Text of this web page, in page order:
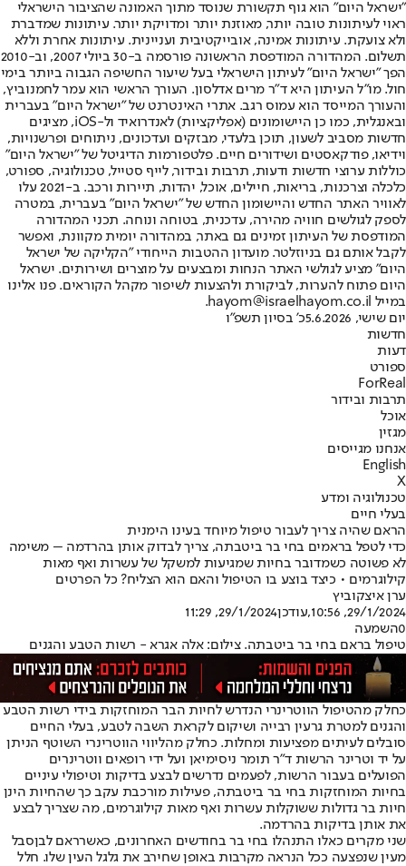
"ישראל היום" הוא גוף תקשורת שנוסד מתוך האמונה שהציבור הישראלי
ראוי לעיתונות טובה יותר, מאוזנת יותר ומדויקת יותר. עיתונות שמדברת
ולא צועקת. עיתונות אמינה, אובייקטיבית ועניינית. עיתונות אחרת וללא
תשלום. המהדורה המודפסת הראשונה פורסמה ב-30 ביולי 2007, וב-2010
הפך "ישראל היום" לעיתון הישראלי בעל שיעור החשיפה הגבוה ביותר בימי
חול. מו"ל העיתון היא ד"ר מרים אדלסון. העורך הראשי הוא עמר לחמנוביץ,
והעורך המייסד הוא עמוס רגב. אתרי האינטרנט של "ישראל היום" בעברית
ובאנגלית, כמו כן היישומונים (אפליקציות) לאנדרואיד ול-iOS, מציגים
חדשות מסביב לשעון, תוכן בלעדי, מבזקים ועדכונים, ניתוחים ופרשנויות,
וידיאו, פודקאסטים ושידורים חיים. פלטפורמות הדיגיטל של "ישראל היום"
כוללות ערוצי חדשות ודעות, תרבות ובידור, לייף סטייל, טכנולוגיה, ספורט,
כלכלה וצרכנות, בריאות, חיילים, אוכל, יהדות, תיירות ורכב. ב-2021 עלו
לאוויר האתר החדש והיישומון החדש של "ישראל היום" בעברית, במטרה
לספק לגולשים חוויה מהירה, עדכנית, בטוחה ונוחה. תכני המהדורה
המודפסת של העיתון זמינים גם באתר, במהדורה יומית מקוונת, ואפשר
לקבל אותם גם בניוזלטר. מועדון ההטבות הייחודי "הקליקה של ישראל
היום" מציע לגולשי האתר הנחות ומבצעים על מוצרים ושירותים. ישראל
היום פתוח להערות, לביקורת ולהצעות לשיפור מקהל הקוראים. פנו אלינו
במייל hayom@israelhayom.co.il.
יום שישי, 5.6.2026
כ' בסיון תשפ"ו
חדשות
דעות
ספורט
ForReal
תרבות ובידור
אוכל
מגזין
אנחנו מגייסים
English
X
טכנולוגיה ומדע
בעלי חיים
הראם שהיה צריך לעבור טיפול מיוחד בעינו הימנית
כדי לטפל בראמים בחי בר ביטבתה, צריך לבדוק אותן בהרדמה – משימה
לא פשוטה כשמדובר בחיות שמגיעות למשקל של עשרות ואף מאות
קילוגרמים • כיצד בוצע בו הטיפול והאם הוא הצליח? כל הפרטים
ערן איצקוביץ
29/1/2024, 10:56
,עודכן29/1/2024, 11:29
0השמעה
טיפול בראם בחי בר ביטבתה. צילום: אלה אגרא - רשות הטבע והגנים
כחלק מהטיפול הווטרינרי הנדרש לחיות הבר המוחזקות בידי רשות הטבע
והגנים למטרת גרעין רבייה ושיקום לקראת השבה לטבע, בעלי החיים
סובלים לעיתים מפציעות ומחלות. כחלק מהליווי הווטרינרי השוטף הניתן
על יד וטרינר הרשות ד"ר תומר ניסימיאן ועל ידי רופאים ווטרינרים
הפועלים בעבור הרשות, לפעמים נדרשים לבצע בדיקות וטיפולי עיניים
בחיות המוחזקות בחי בר ביטבתה, פעילות מורכבת עקב כך שהחיות הינן
חיות בר גדולות ששוקלות עשרות ואף מאות קילוגרמים, מה שצריך לבצע
את אותן בדיקות בהרדמה.
שני מקרים כאלו התנהלו בחי בר בחודשים האחרונים, כאשרראם לבןסבל
מעין שנפצעה ככל הנראה מקרבות באופן שחירב את גלגל העין שלו. חלל